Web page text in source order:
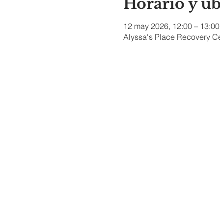
Horario y
12 may 2026, 12:00 – 13:00
Alyssa's Place Recovery